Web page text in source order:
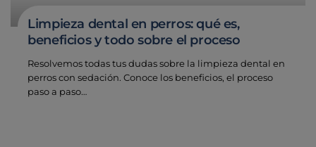
Limpieza dental en perros: qué es,
beneficios y todo sobre el proceso
Resolvemos todas tus dudas sobre la limpieza dental en
perros con sedación. Conoce los beneficios, el proceso
paso a paso…